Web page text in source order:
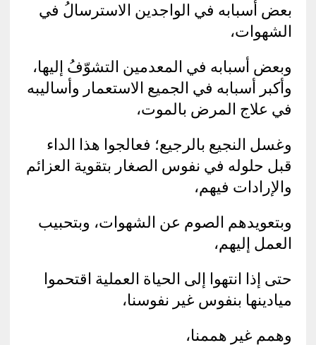
بعض أسبابه في الواجدين الاسترسالُ في
الشهوات،
وبعض أسبابه في المعدمين التشوّفُ إليها،
وأكبر أسبابه في الجميع الاستعمار وأساليبه
في علاج المرض بالموت،
وغسل النجيع بالرجيع؛ فعالجوا هذا الداء
قبل حلوله في نفوس الصغار بتقوية العزائم
والإرادات فيهم،
وبتعويدهم الصوم عن الشهوات، وبتحبيب
العمل إليهم،
حتى إذا انتهوا إلى الحياة العملية اقتحموا
ميادينها بنفوس غير نفوسنا،
وهمم غير هممنا،